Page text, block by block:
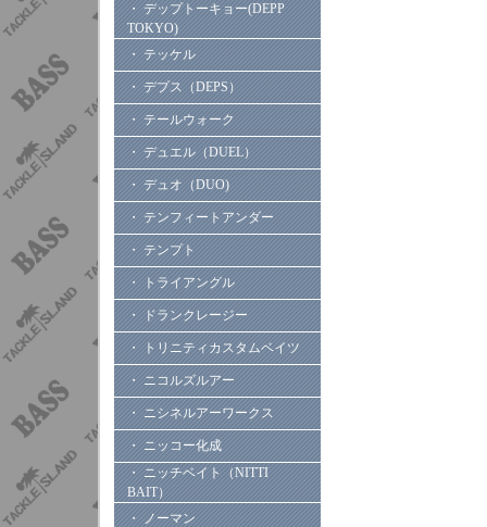
・ デップトーキョー(DEPP
TOKYO)
・ テッケル
・ デプス（DEPS）
・ テールウォーク
・ デュエル（DUEL）
・ デュオ（DUO)
・ テンフィートアンダー
・ テンプト
・ トライアングル
・ ドランクレージー
・ トリニティカスタムベイツ
・ ニコルズルアー
・ ニシネルアーワークス
・ ニッコー化成
・ ニッチベイト（NITTI
BAIT）
・ ノーマン